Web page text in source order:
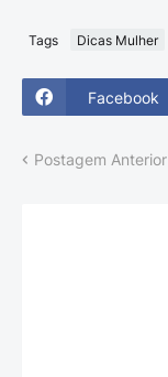
Tags Dicas Mulher
Facebook
Postagem Anterior